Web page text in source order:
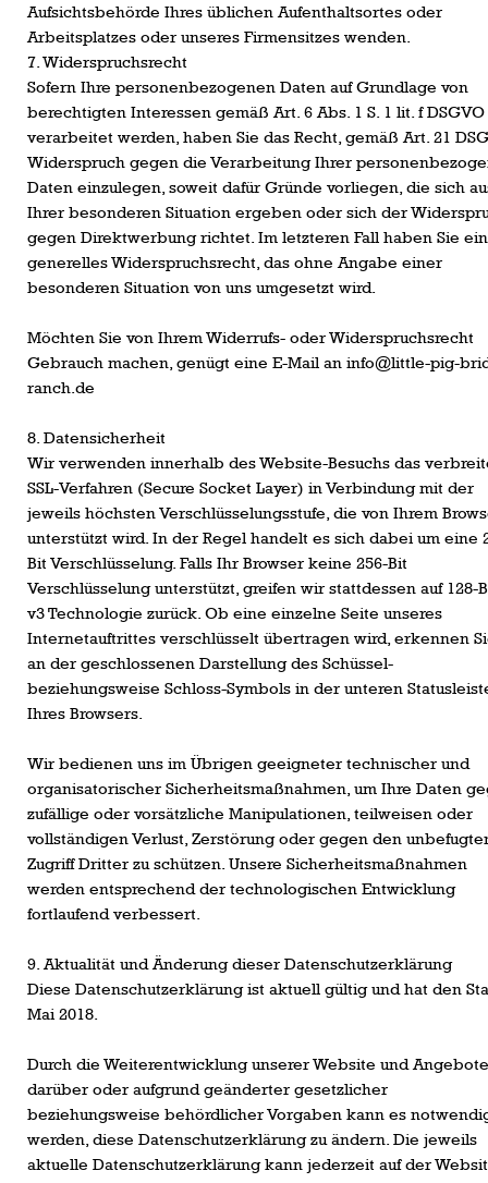
Aufsichtsbehörde Ihres üblichen Aufenthaltsortes oder
Arbeitsplatzes oder unseres Firmensitzes wenden.
7. Widerspruchsrecht
Sofern Ihre personenbezogenen Daten auf Grundlage von
berechtigten Interessen gemäß Art. 6 Abs. 1 S. 1 lit. f DSGVO
verarbeitet werden, haben Sie das Recht, gemäß Art. 21
Widerspruch gegen die Verarbeitung Ihrer
Daten einzulegen, soweit dafür Gründe vorliegen, die sich
Ihrer besonderen Situation ergeben oder sich der
gegen Direktwerbung richtet. Im letzteren Fall haben Sie ein
generelles Widerspruchsrecht, das ohne Angabe einer
besonderen Situation von uns umgesetzt wird.
Möchten Sie von Ihrem Widerrufs- oder Widerspruchsrecht
Gebrauch machen, genügt eine E-Mail an info@little-pig-
ranch.de
8. Datensicherheit
Wir verwenden innerhalb des Website-Besuchs das
SSL-Verfahren (Secure Socket Layer) in Verbindung mit der
jeweils höchsten Verschlüsselungsstufe, die von Ihrem
unterstützt wird. In der Regel handelt es sich dabei um eine
Bit Verschlüsselung. Falls Ihr Browser keine 256-Bit
Verschlüsselung unterstützt, greifen wir stattdessen auf 128-
v3 Technologie zurück. Ob eine einzelne Seite unseres
Internetauftrittes verschlüsselt übertragen wird, erkennen
an der geschlossenen Darstellung des Schüssel-
beziehungsweise Schloss-Symbols in der unteren
Ihres Browsers.
Wir bedienen uns im Übrigen geeigneter technischer und
organisatorischer Sicherheitsmaßnahmen, um Ihre Daten
zufällige oder vorsätzliche Manipulationen, teilweisen oder
vollständigen Verlust, Zerstörung oder gegen den
Zugriff Dritter zu schützen. Unsere Sicherheitsmaßnahmen
werden entsprechend der technologischen Entwicklung
fortlaufend verbessert.
9. Aktualität und Änderung dieser Datenschutzerklärung
Diese Datenschutzerklärung ist aktuell gültig und hat den
Mai 2018.
Durch die Weiterentwicklung unserer Website und
darüber oder aufgrund geänderter gesetzlicher
beziehungsweise behördlicher Vorgaben kann es
werden, diese Datenschutzerklärung zu ändern. Die jeweils
aktuelle Datenschutzerklärung kann jederzeit auf der